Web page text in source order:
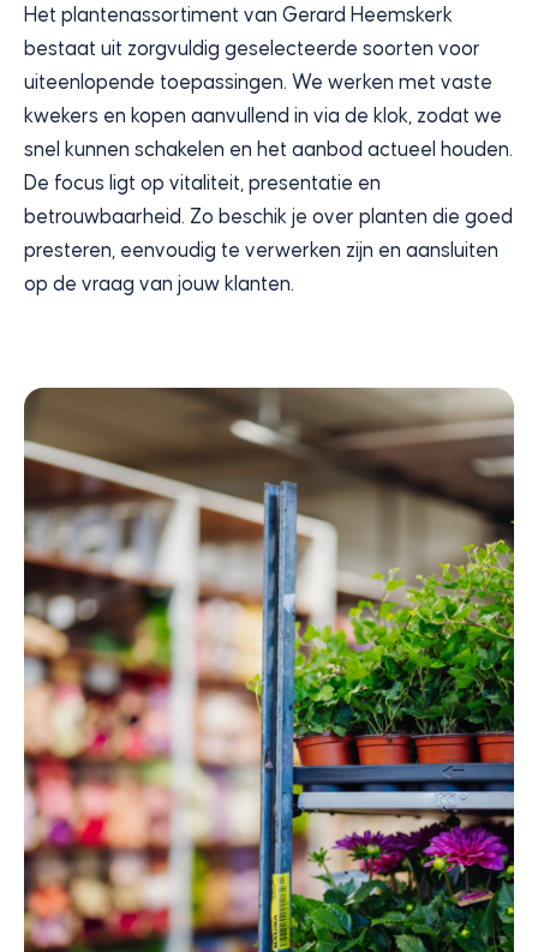
Het plantenassortiment van Gerard Heemskerk
bestaat uit zorgvuldig geselecteerde soorten voor
uiteenlopende toepassingen. We werken met vaste
kwekers en kopen aanvullend in via de klok, zodat we
snel kunnen schakelen en het aanbod actueel houden.
De focus ligt op vitaliteit, presentatie en
betrouwbaarheid. Zo beschik je over planten die goed
presteren, eenvoudig te verwerken zijn en aansluiten
op de vraag van jouw klanten.